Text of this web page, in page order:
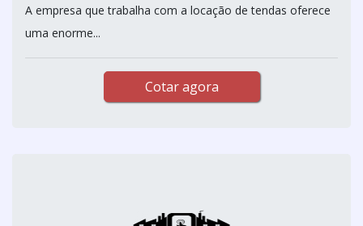
A empresa que trabalha com a locação de tendas oferece
uma enorme...
Cotar agora